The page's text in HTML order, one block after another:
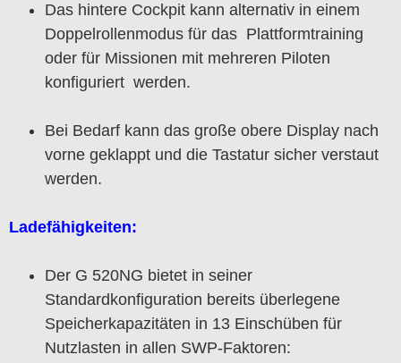
Das hintere Cockpit kann alternativ in einem
Doppelrollenmodus für das Plattformtraining
oder für Missionen mit mehreren Piloten
konfiguriert werden.
Bei Bedarf kann das große obere Display nach
vorne geklappt und die Tastatur sicher verstaut
werden.
Ladefähigkeiten:
Der G 520NG bietet in seiner
Standardkonfiguration bereits überlegene
Speicherkapazitäten in 13 Einschüben für
Nutzlasten in allen SWP-Faktoren: